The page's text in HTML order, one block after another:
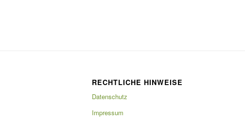
RECHTLICHE HINWEISE
Datenschutz
Impressum